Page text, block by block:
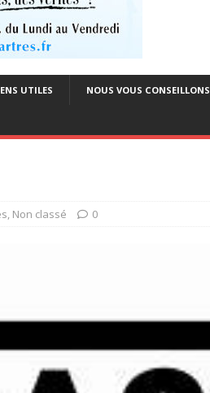
UTILES NOUS VOUS CONSEILLONS
, Non classé 0